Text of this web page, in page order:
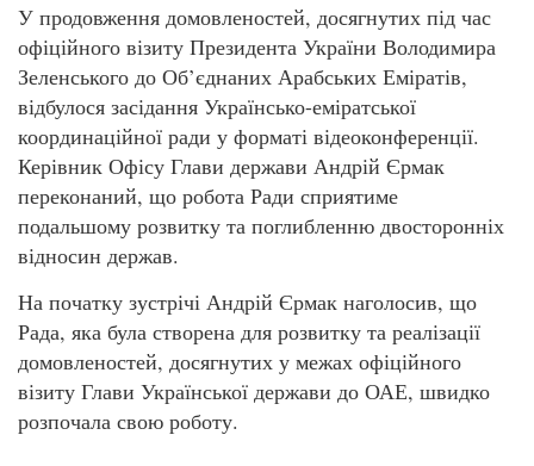
У продовження домовленостей, досягнутих під час
офіційного візиту Президента України Володимира
Зеленського до Об’єднаних Арабських Еміратів,
відбулося засідання Українсько-еміратської
координаційної ради у форматі відеоконференції.
Керівник Офісу Глави держави Андрій Єрмак
переконаний, що робота Ради сприятиме
подальшому розвитку та поглибленню двосторонніх
відносин держав.
На початку зустрічі Андрій Єрмак наголосив, що
Рада, яка була створена для розвитку та реалізації
домовленостей, досягнутих у межах офіційного
візиту Глави Української держави до ОАЕ, швидко
розпочала свою роботу.